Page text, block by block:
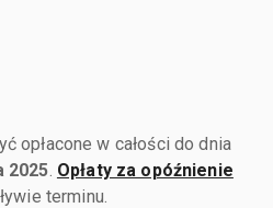
opłacone w całości do dnia
2025 Opłaty za opóźnienie
terminu.